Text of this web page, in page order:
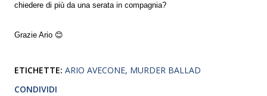
chiedere di più da una serata in compagnia?
Grazie Ario 😊
ETICHETTE: ARIO AVECONE MURDER BALLAD
CONDIVIDI